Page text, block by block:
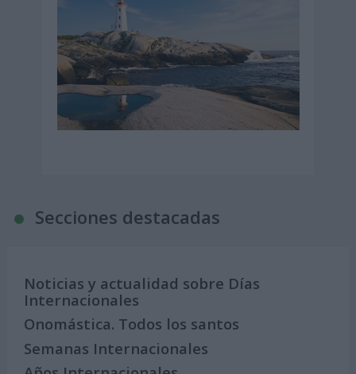
Secciones destacadas
Noticias y actualidad sobre Días
Internacionales
Onomástica. Todos los santos
Semanas Internacionales